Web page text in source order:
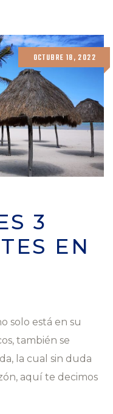
OCTUBRE 18, 2022
3
EN
solo está en su
también se
la cual sin duda
aquí te decimos